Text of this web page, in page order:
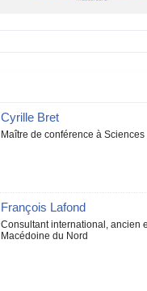
Cyrille Bret
Maître de conférence à Sciences
François Lafond
Consultant international, ancien
Macédoine du Nord